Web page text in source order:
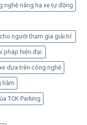
nghệ nâng hạ xe tự động
người tham gia giải trí.
pháp hiện đại.
dựa trên công nghệ
hầm
TCK Parking